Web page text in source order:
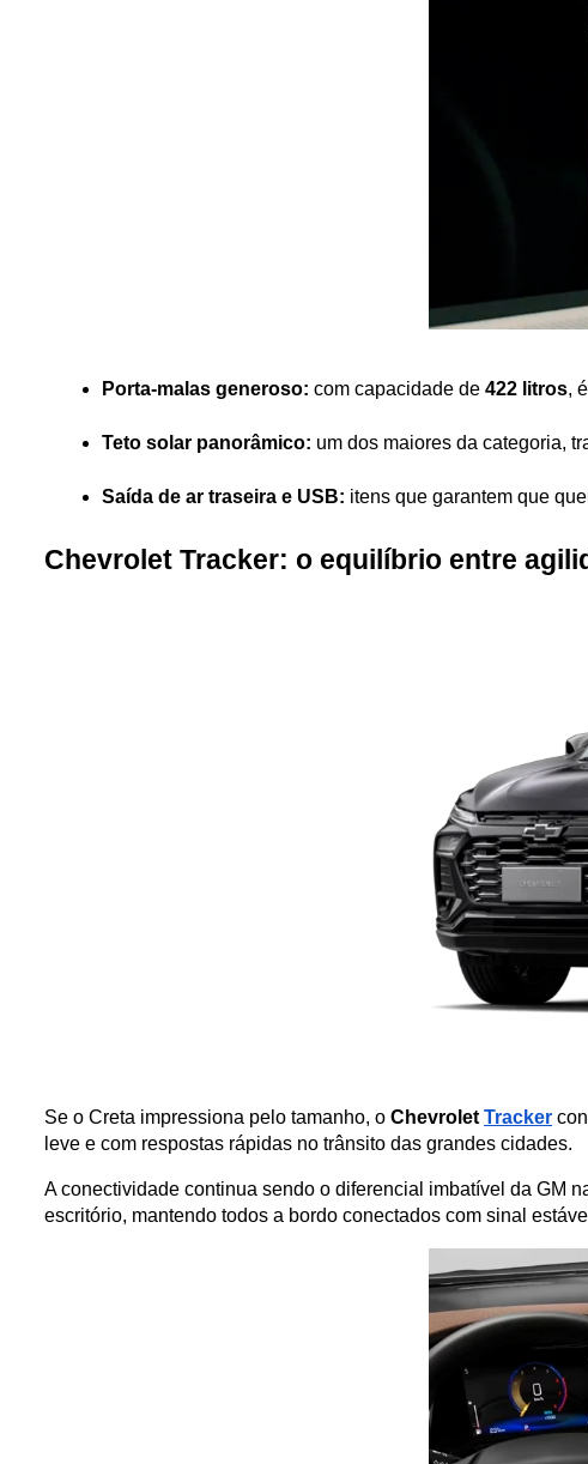
Porta-malas generoso: com capacidade de 422 litros,
Teto solar panorâmico: um dos maiores da categoria,
Saída de ar traseira e USB: itens que garantem que
Chevrolet Tracker: o equilíbrio entre
Se o Creta impressiona pelo tamanho, o Chevrolet Tracker
leve e com respostas rápidas no trânsito das grandes cidades.
A conectividade continua sendo o diferencial imbatível da GM
escritório, mantendo todos a bordo conectados com sinal